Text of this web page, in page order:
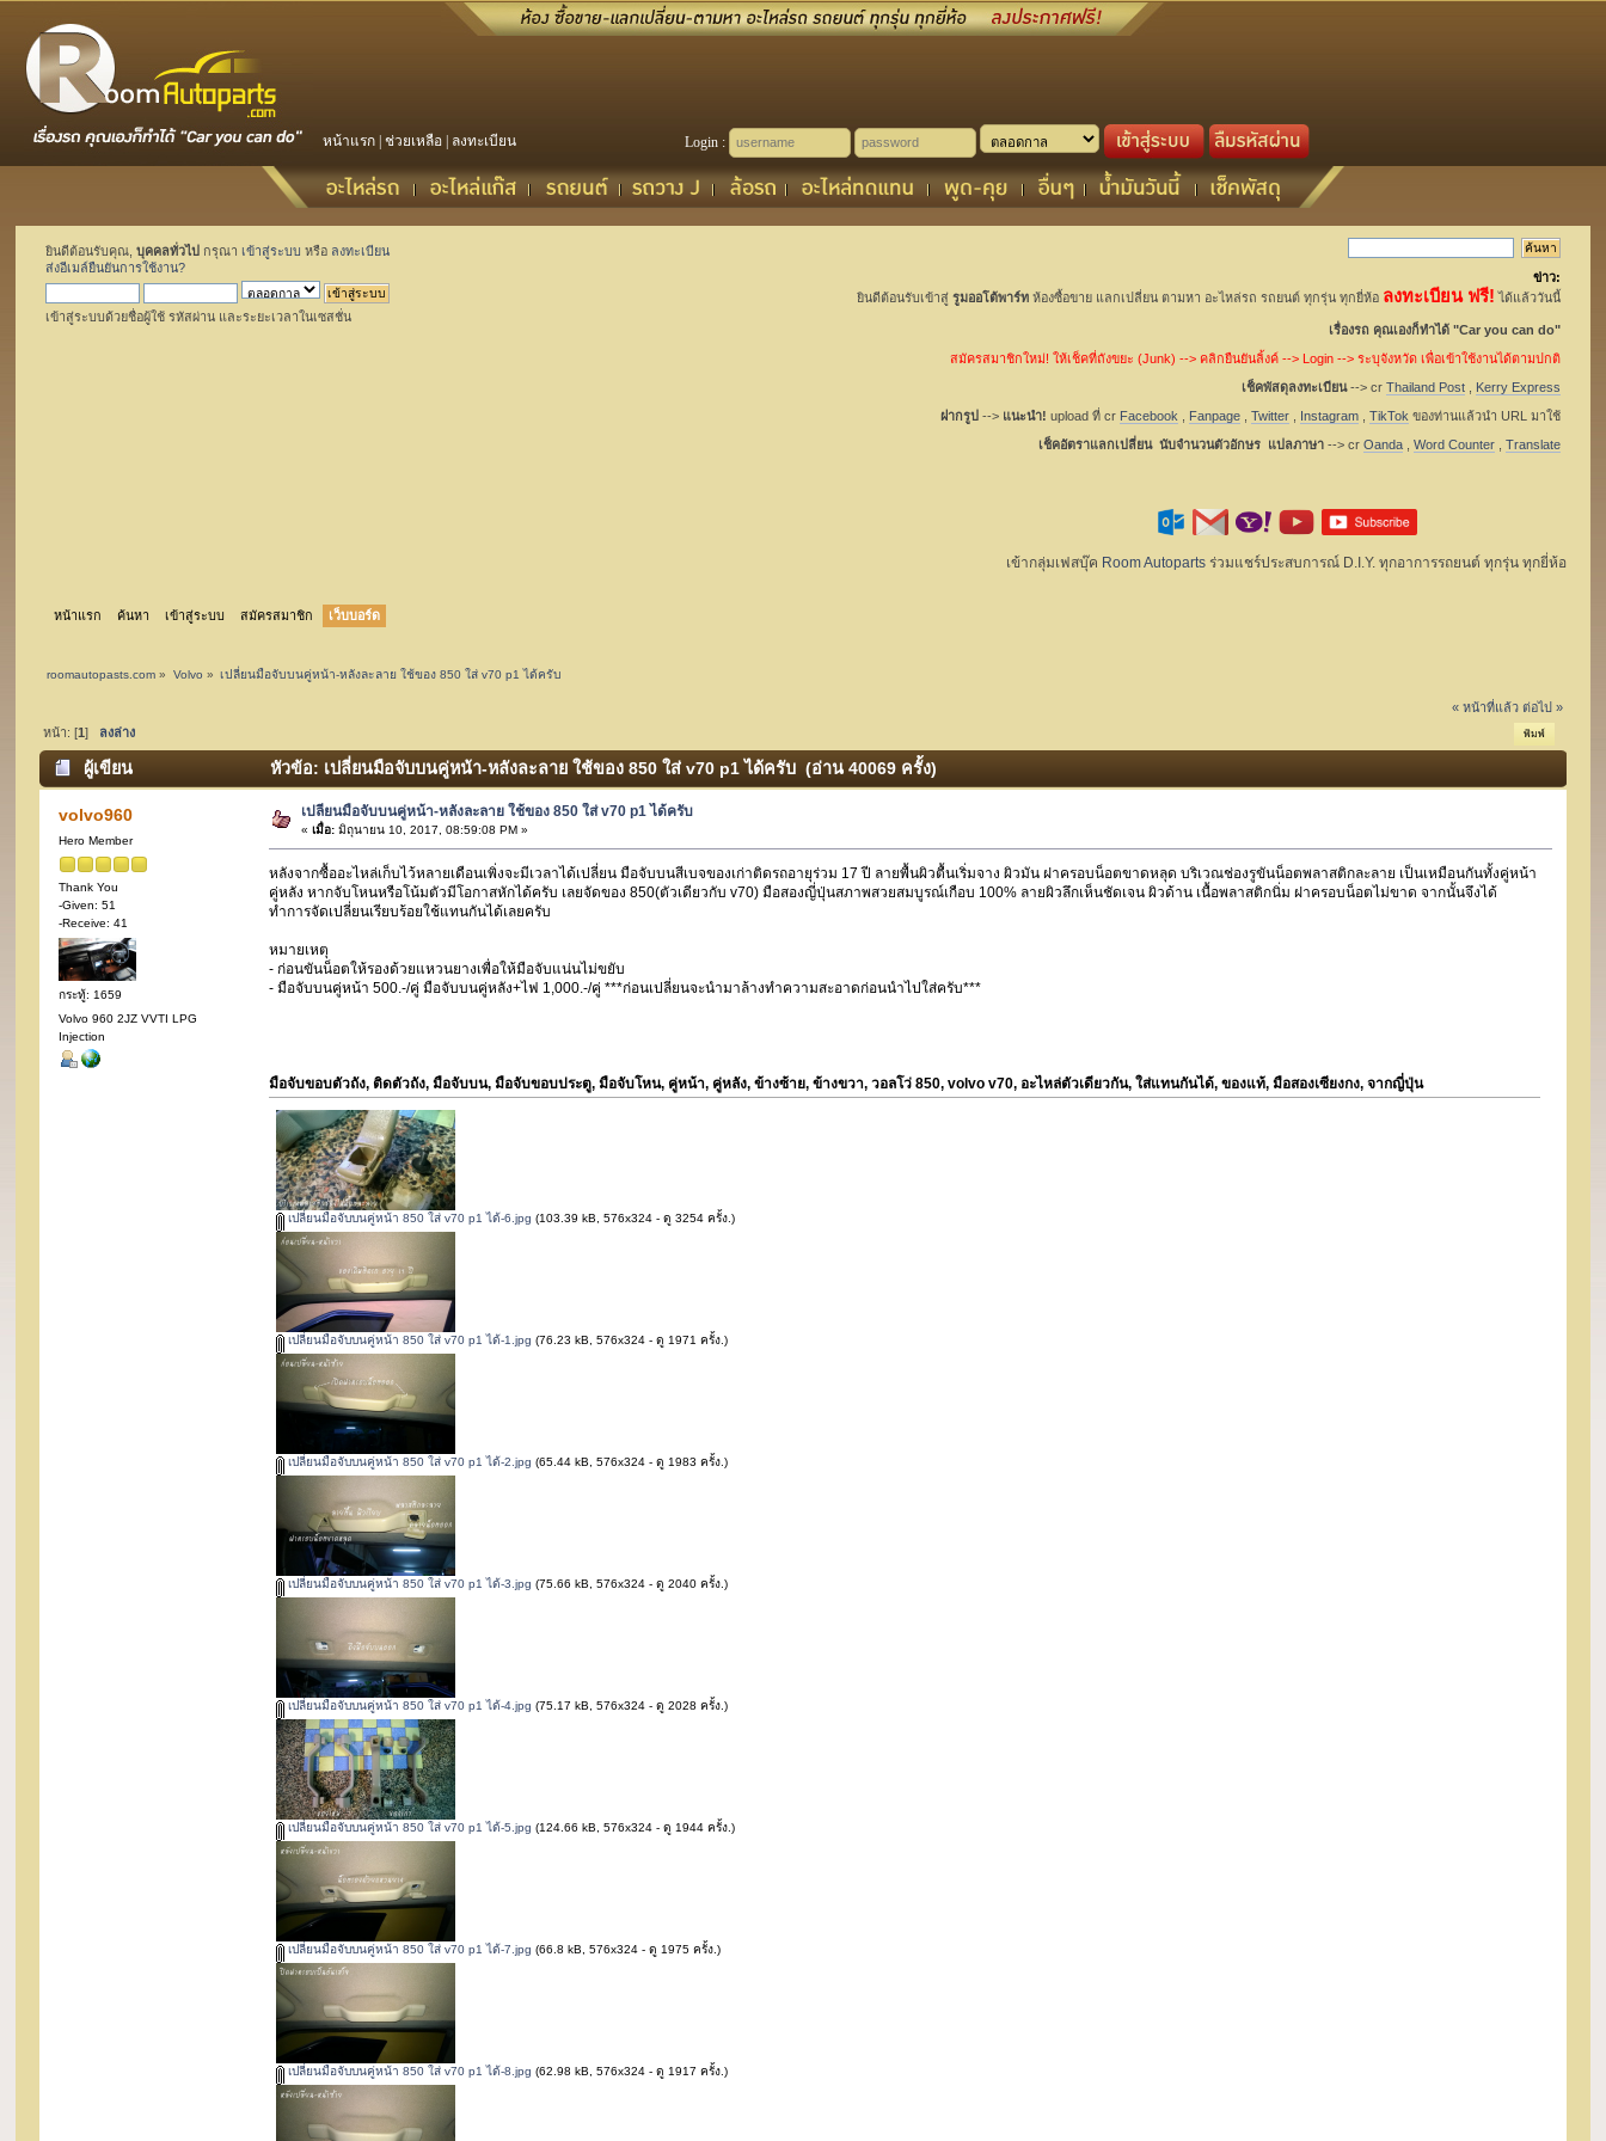
หน้าแรก ช่วยเหลือ ลงทะเบียน Login :
ยินดีต้อนรับคุณ,บุคคลทั่วไป กรุณา เข้าสู่ระบบ หรือ ลงทะเบียน
ส่งอีเมล์ยืนยันการใช้งาน?
เข้าสู่ระบบด้วยชื่อผู้ใช้ รหัสผ่าน และระยะเวลาในเซสชั่น
ข่าว:
ยินดีต้อนรับเข้าสู่ รูมออโต้พาร์ทห้องซื้อขาย แลกเปลี่ยน ตามหา อะไหล่รถ รถยนต์ ทุกรุ่น ทุกยี่ห้อ ลงทะเบียน ฟรี! ได้แล้ววันนี้
เรื่องรถ คุณเองก็ทำได้ "Car you can do"
สมัครสมาชิกใหม่! ให้เช็คที่ถังขยะ (Junk) --> คลิกยืนยันลิ้งค์ --> Login --> ระบุจังหวัด เพื่อเข้าใช้งานได้ตามปกติ
เช็คพัสดุลงทะเบียน--> cr Thailand Post,
Kerry Express
ฝากรูป --> แนะนำ! upload ที่ cr Facebook Fanpage, Twitter, Instagram, TikTok ของท่านแล้วนำ URL มาใช้
เช็คอัตราแลกเปลี่ยน นับจำนวนตัวอักษร แปลภาษา--> cr Oanda, Word Counter, Translate
เข้ากลุ่มเฟสบุ๊ค Room Autopartsร่วมแชร์ประสบการณ์ D.I.Y. ทุกอาการรถยนต์ ทุกรุ่น ทุกยี่ห้อ
หน้าแรก ค้นหา เข้าสู่ระบบ สมัครสมาชิก เว็บบอร์ด
roomautopasts.com » Volvo » เปลี่ยนมือจับบนคู่หน้า-หลังละลาย ใช้ของ 850 ใส่ v70 p1 ได้ครับ
« หน้าที่แล้ว ต่อไป »
พิมพ์
หน้า: [1] ลงล่าง
ผู้เขียน หัวข้อ: เปลี่ยนมือจับบนคู่หน้า-หลังละลาย ใช้ของ 850 ใส่ v70 p1 ได้ครับ (อ่าน 40069 ครั้ง)
volvo960
Hero Member
Thank You
-Given: 51
-Receive: 41
กระทู้: 1659
Volvo 960 2JZ VVTI LPG
Injection
เปลี่ยนมือจับบนคู่หน้า-หลังละลาย ใช้ของ 850 ใส่ v70 p1 ได้ครับ
«เมื่อ: มิถุนายน 10, 2017, 08:59:08 PM »
หลังจากซื้ออะไหล่เก็บไว้หลายเดือนเพิ่งจะมีเวลาได้เปลี่ยน มือจับบนสีเบจของเก่าติดรถอายุร่วม 17 ปี ลายพื้นผิวตื้นเริ่มจาง ผิวมัน ฝาครอบน็อตขาดหลุด บริเวณช่องรูขันน็อตพลาสติกละลาย เป็นเหมือนกันทั้งคู่หน้า
คู่หลัง หากจับโหนหรือโน้มตัวมีโอกาสหักได้ครับ เลยจัดของ 850(ตัวเดียวกับ v70) มือสองญี่ปุ่นสภาพสวยสมบูรณ์เกือบ 100% ลายผิวลึกเห็นชัดเจน ผิวด้าน เนื้อพลาสติกนิ่ม ฝาครอบน็อตไม่ขาด จากนั้นจึงได้
ทำการจัดเปลี่ยนเรียบร้อยใช้แทนกันได้เลยครับ
หมายเหตุ
- ก่อนขันน็อตให้รองด้วยแหวนยางเพื่อให้มือจับแน่นไม่ขยับ
- มือจับบนคู่หน้า 500.-/คู่ มือจับบนคู่หลัง+ไฟ 1,000.-/คู่ ***ก่อนเปลี่ยนจะนำมาล้างทำความสะอาดก่อนนำไปใส่ครับ***
มือจับขอบตัวถัง, ติดตัวถัง, มือจับบน, มือจับขอบประตู, มือจับโหน, คู่หน้า, คู่หลัง, ข้างซ้าย, ข้างขวา, วอลโว่ 850, volvo v70, อะไหล่ตัวเดียวกัน, ใส่แทนกันได้, ของแท้, มือสองเซียงกง, จากญี่ปุ่น
เปลี่ยนมือจับบนคู่หน้า 850 ใส่ v70 p1 ได้-6.jpg (103.39 kB, 576x324 - ดู 3254 ครั้ง.)
เปลี่ยนมือจับบนคู่หน้า 850 ใส่ v70 p1 ได้-1.jpg (76.23 kB, 576x324 - ดู 1971 ครั้ง.)
เปลี่ยนมือจับบนคู่หน้า 850 ใส่ v70 p1 ได้-2.jpg (65.44 kB, 576x324 - ดู 1983 ครั้ง.)
เปลี่ยนมือจับบนคู่หน้า 850 ใส่ v70 p1 ได้-3.jpg (75.66 kB, 576x324 - ดู 2040 ครั้ง.)
เปลี่ยนมือจับบนคู่หน้า 850 ใส่ v70 p1 ได้-4.jpg (75.17 kB, 576x324 - ดู 2028 ครั้ง.)
เปลี่ยนมือจับบนคู่หน้า 850 ใส่ v70 p1 ได้-5.jpg (124.66 kB, 576x324 - ดู 1944 ครั้ง.)
เปลี่ยนมือจับบนคู่หน้า 850 ใส่ v70 p1 ได้-7.jpg (66.8 kB, 576x324 - ดู 1975 ครั้ง.)
เปลี่ยนมือจับบนคู่หน้า 850 ใส่ v70 p1 ได้-8.jpg (62.98 kB, 576x324 - ดู 1917 ครั้ง.)